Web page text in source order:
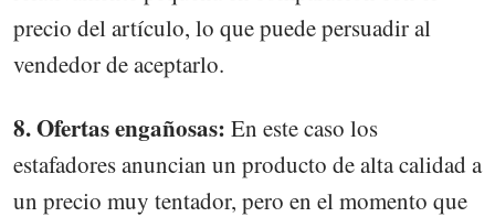
precio del artículo, lo que puede persuadir al
vendedor de aceptarlo.
8. Ofertas engañosas: En este caso los
estafadores anuncian un producto de alta calidad a
un precio muy tentador, pero en el momento que